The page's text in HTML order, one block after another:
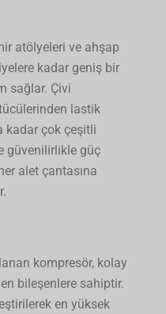
atölyeleri ve ahşap
kadar geniş bir
sağlar. Çivi
lastik
kadar çok çeşitli
güvenilirlikle güç
alet çantasına
kompresör, kolay
bileşenlere sahiptir.
en yüksek